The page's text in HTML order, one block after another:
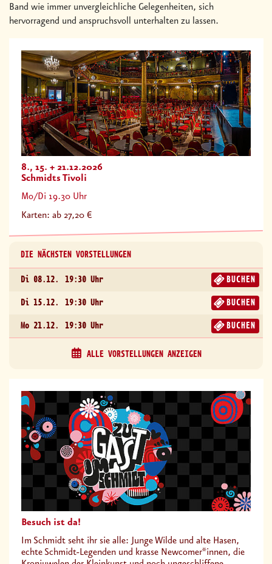
Band wie immer unvergleichliche Gelegenheiten, sich
hervorragend und anspruchsvoll unterhalten zu lassen.
8., 15. + 21.12.2026
Schmidts Tivoli
Mo/Di 19.30 Uhr
Karten: ab 27,20 €
DIE NÄCHSTEN VORSTELLUNGEN
Di 08.12. 19:30 Uhr BUCHEN
Di 15.12. 19:30 Uhr BUCHEN
Mo 21.12. 19:30 Uhr BUCHEN
ALLE VORSTELLUNGEN ANZEIGEN
Besuch ist da!
Im Schmidt seht ihr sie alle: Junge Wilde und alte Hasen,
echte Schmidt-Legenden und krasse Newcomer*innen, die